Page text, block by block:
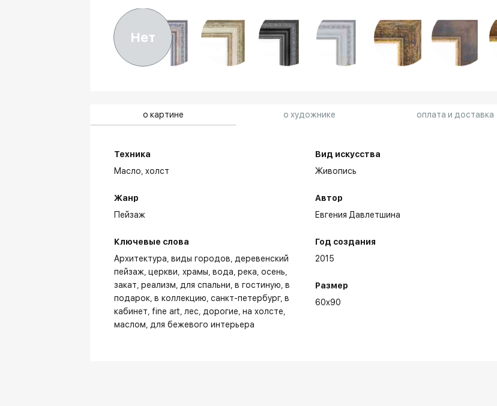
Нет
о картине о художнике оплата и доставка
Техника
Масло,холст
Жанр
Пейзаж
Ключевые слова
Архитектура виды городов деревенский
пейзаж церкви, храмы вода река осень
закат реализм для спальни в гостиную в
подарок в коллекцию санкт-петербург в
кабинет fine art лес дорогие на холсте
маслом для бежевого интерьера
Вид искусства
Живопись
Автор
Евгения Давлетшина
Год создания
2015
Размер
60x90